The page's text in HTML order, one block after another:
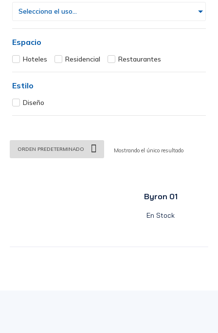
Selecciona el uso...
Espacio
Hoteles Residencial Restaurantes
Estilo
Diseño
Mostrando el único resultado
Byron 01
En Stock